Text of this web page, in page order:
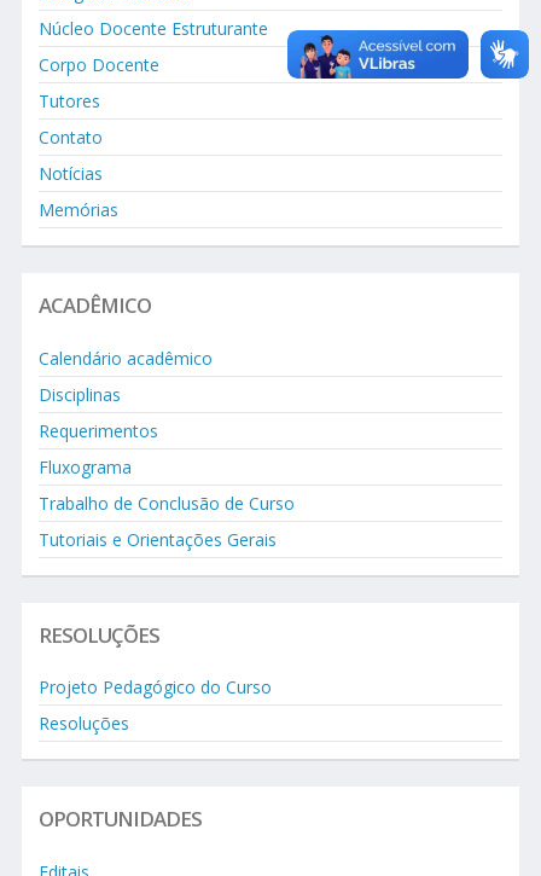
Núcleo Docente Estruturante
Corpo Docente
Tutores
Contato
Notícias
Memórias
ACADÊMICO
Calendário acadêmico
Disciplinas
Requerimentos
Fluxograma
Trabalho de Conclusão de Curso
Tutoriais e Orientações Gerais
RESOLUÇÕES
Projeto Pedagógico do Curso
Resoluções
OPORTUNIDADES